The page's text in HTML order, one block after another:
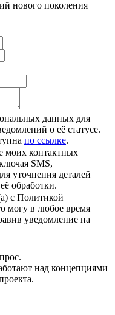
нового поколения
данных для
о её статусе.
по ссылке.
моих контактных
SMS,
уточнения деталей
обработки.
с Политикой
могу в любое время
уведомление на
над концепциями